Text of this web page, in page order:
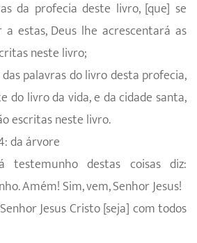
da profecia deste livro, [que] se
estas, Deus lhe acrescentará as
neste livro;
palavras do livro desta profecia,
do livro da vida, e da cidade santa,
escritas neste livro.
da árvore
destas coisas diz:
Amém! Sim, vem, Senhor Jesus!
Jesus Cristo [seja] com todos